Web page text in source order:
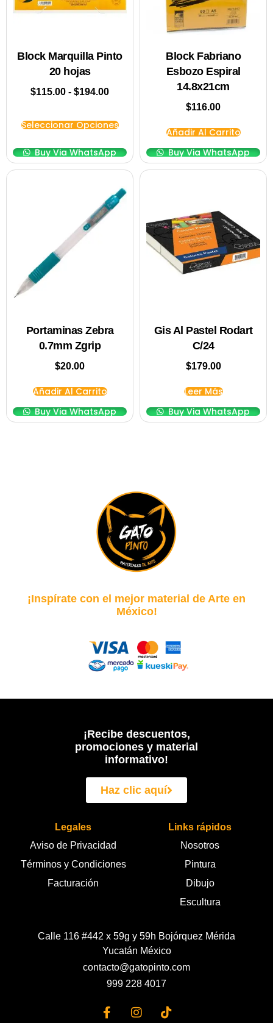
Block Marquilla Pinto
20 hojas
$115.00 - $194.00
Seleccionar Opciones
Buy Via WhatsApp
Block Fabriano
Esbozo Espiral
14.8x21cm
$116.00
Añadir Al Carrito
Buy Via WhatsApp
Portaminas Zebra
0.7mm Zgrip
$20.00
Añadir Al Carrito
Buy Via WhatsApp
Gis Al Pastel Rodart
C/24
$179.00
Leer Más
Buy Via WhatsApp
¡Inspírate con el mejor material de Arte en
México!
¡Recibe descuentos,
promociones y material
informativo!
Haz clic aquí
Legales
Aviso de Privacidad
Términos y Condiciones
Facturación
Links rápidos
Nosotros
Pintura
Dibujo
Escultura
Calle 116 #442 x 59g y 59h Bojórquez Mérida
Yucatán México
contacto@gatopinto.com
999 228 4017